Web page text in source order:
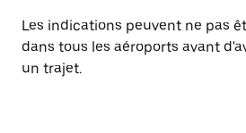
Les indications peuvent ne pas
dans tous les aéroports avant
un trajet.